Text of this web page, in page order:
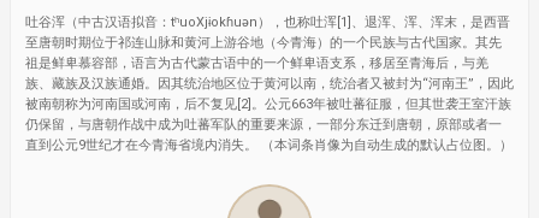
吐谷浑（中古汉语拟音：tʰuoXjɨokɦuən），也称吐浑[1]、退浑、浑、浑末，是西晋
至唐朝时期位于祁连山脉和黄河上游谷地（今青海）的一个民族与古代国家。其先
祖是鲜卑慕容部，语言为古代蒙古语中的一个鲜卑语支系，移居至青海后，与羌
族、藏族及汉族通婚。因其统治地区位于黄河以南，统治者又被封为“河南王”，因此
被南朝称为河南国或河南，后不复见[2]。公元663年被吐蕃征服，但其世袭王室汗族
仍保留，与唐朝作战中成为吐蕃军队的重要来源，一部分东迁到唐朝，原部或者一
直到公元9世纪才在今青海省境内消失。 （本词条肖像为自动生成的默认占位图。）